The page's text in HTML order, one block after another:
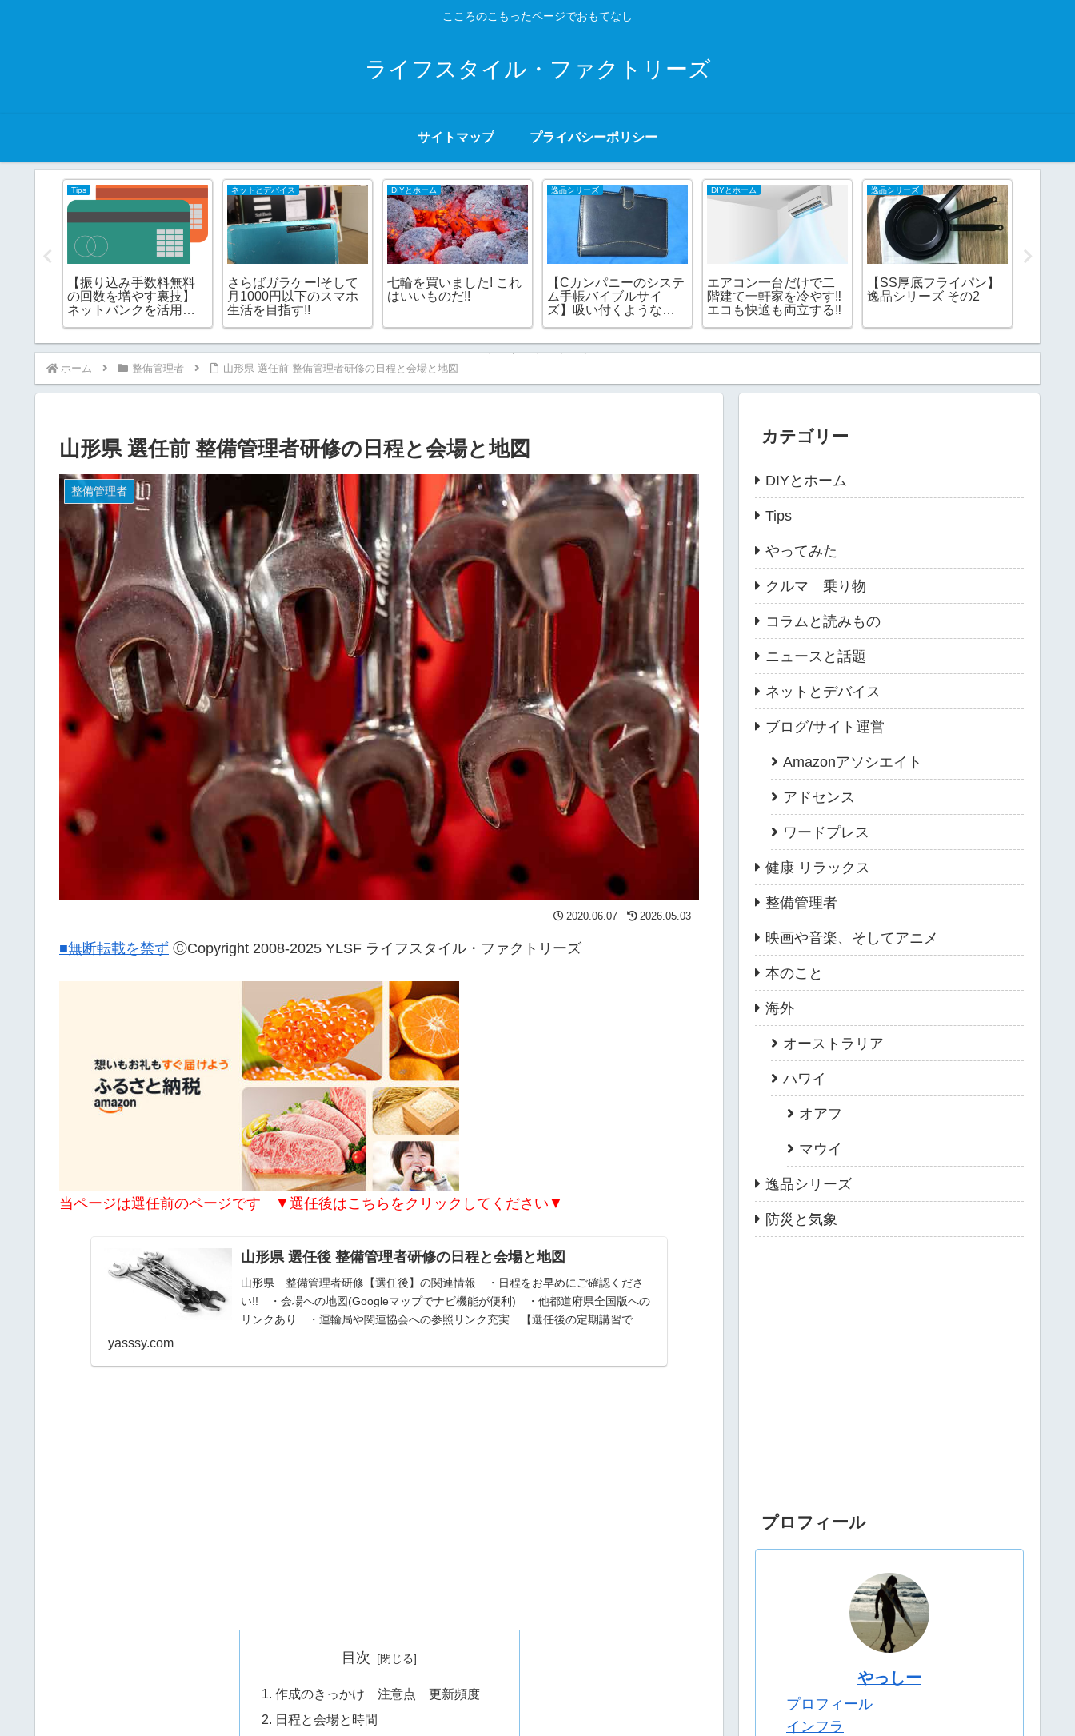
こころのこもったページでおもてなし
ライフスタイル・ファクトリーズ
サイトマップ プライバシーポリシー
Tips
【振り込み手数料無料
の回数を増やす裏技】
ネットバンクを活用す
ネットとデバイス
さらばガラケー!そして
月1000円以下のスマホ
生活を目指す!!
DIYとホーム
七輪を買いました! これ
はいいものだ!!
逸品シリーズ
【Cカンパニーのシステ
ム手帳バイブルサイ
ズ】吸い付くような肌
DIYとホーム
エアコン一台だけで二
階建て一軒家を冷やす‼︎
エコも快適も両立する‼︎
逸品シリーズ
【SS厚底フライパン】
逸品シリーズ その2
ホーム 整備管理者 山形県 選任前 整備管理者研修の日程と会場と地図
山形県 選任前 整備管理者研修の日程と会場と地図
整備管理者
2020.06.07 2026.05.03
■無断転載を禁ず ⒸCopyright 2008-2025 YLSF ライフスタイル・ファクトリーズ
当ページは選任前のページです ▼選任後はこちらをクリックしてください▼
山形県 選任後 整備管理者研修の日程と会場と地図
山形県 整備管理者研修【選任後】の関連情報 ・日程をお早めにご確認くださ
い!! ・会場への地図(Googleマップでナビ機能が便利) ・他都道府県全国版への
リンクあり ・運輸局や関連協会への参照リンク充実 【選任後の定期講習で
yasssy.com
目次
作成のきっかけ 注意点 更新頻度
日程と会場と時間
カテゴリー
DIYとホーム
Tips
やってみた
クルマ 乗り物
コラムと読みもの
ニュースと話題
ネットとデバイス
ブログ/サイト運営
Amazonアソシエイト
アドセンス
ワードプレス
健康 リラックス
整備管理者
映画や音楽、そしてアニメ
本のこと
海外
オーストラリア
ハワイ
オアフ
マウイ
逸品シリーズ
防災と気象
プロフィール
やっしー
プロフィール
インフラ